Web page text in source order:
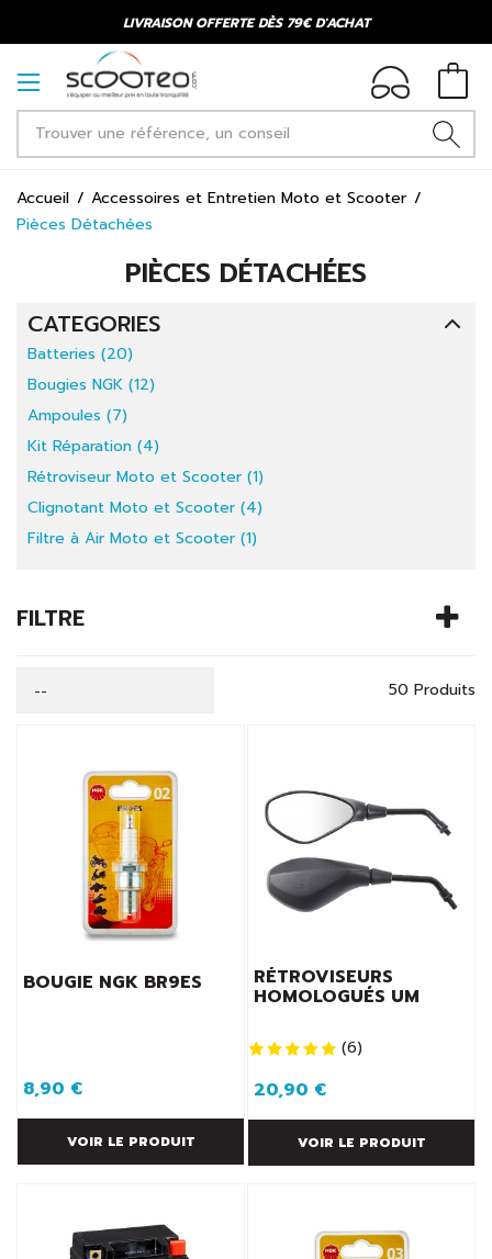
LIVRAISON OFFERTE DÈS 79€ D'ACHAT
Accueil
Accessoires et Entretien Moto et Scooter
Pièces Détachées
PIÈCES DÉTACHÉES
CATEGORIES
Batteries (20)
Bougies NGK (12)
Ampoules (7)
Kit Réparation (4)
Rétroviseur Moto et Scooter (1)
Clignotant Moto et Scooter (4)
Filtre à Air Moto et Scooter (1)
FILTRE
-- 50 Produits
BOUGIE NGK BR9ES
8,90 €
VOIR LE PRODUIT
RÉTROVISEURS
HOMOLOGUÉS UM
(6)
20,90 €
VOIR LE PRODUIT